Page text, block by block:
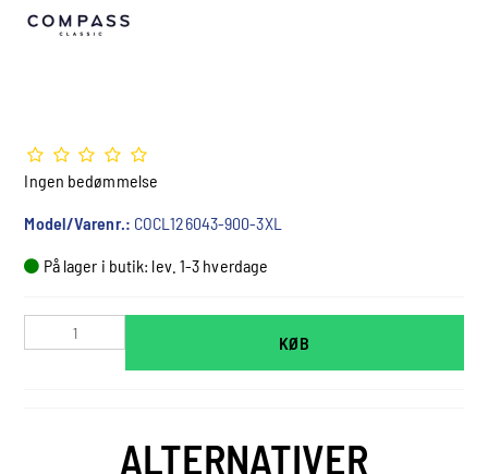
Ingen bedømmelse
Model/Varenr.: COCL126043-900-3XL
På lager i butik: lev. 1-3 hverdage
KØB
ALTERNATIVER